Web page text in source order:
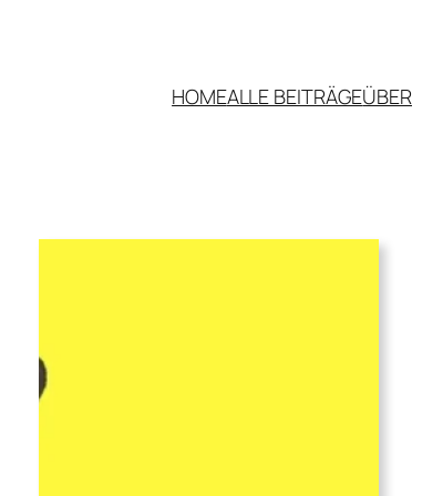
HOMEALLE BEITRÄGEÜBER